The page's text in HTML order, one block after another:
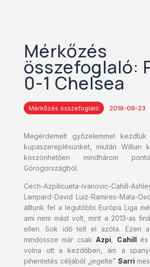
Mérkőzés
összefoglaló:
0-1 Chelsea
Mérkőzés összefoglaló 2018-09-23
Megérdemelt győzelemmel
kupaszereplésünket, miután Willian
köszönhetően mindhárom
Görögországból.
Cech-Azpilicueta-Ivanovic-Cahill-
Lampard-David Luiz-Ramires-Mata-
álltunk fel a legutóbbi Európa Liga
ami nem mást volt, mint a 2013-as
ellen. Sok idő telt el azóta. Ezen a
mindössze már csak Azpi Cahill és
volna ott a kezdőben, ám a
pihentetés céljából „jegelte” Sarri